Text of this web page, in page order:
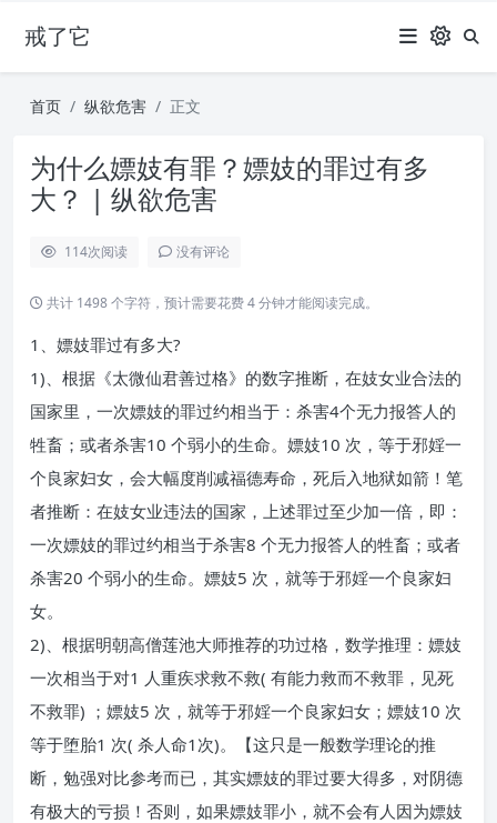
戒了它
首页 纵欲危害 正文
为什么嫖妓有罪？嫖妓的罪过有多
大？ | 纵欲危害
114次阅读 没有评论
共计 1498 个字符，预计需要花费 4 分钟才能阅读完成。
1、嫖妓罪过有多大?
1)、根据《太微仙君善过格》的数字推断，在妓女业合法的
国家里，一次嫖妓的罪过约相当于：杀害4个无力报答人的
牲畜；或者杀害10 个弱小的生命。嫖妓10 次，等于邪婬一
个良家妇女，会大幅度削减福德寿命，死后入地狱如箭！笔
者推断：在妓女业违法的国家，上述罪过至少加一倍，即：
一次嫖妓的罪过约相当于杀害8 个无力报答人的牲畜；或者
杀害20 个弱小的生命。嫖妓5 次，就等于邪婬一个良家妇
女。
2)、根据明朝高僧莲池大师推荐的功过格，数学推理：嫖妓
一次相当于对1 人重疾求救不救( 有能力救而不救罪，见死
不救罪) ；嫖妓5 次，就等于邪婬一个良家妇女；嫖妓10 次
等于堕胎1 次( 杀人命1次)。【这只是一般数学理论的推
断，勉强对比参考而已，其实嫖妓的罪过要大得多，对阴德
有极大的亏损！否则，如果嫖妓罪小，就不会有人因为嫖妓